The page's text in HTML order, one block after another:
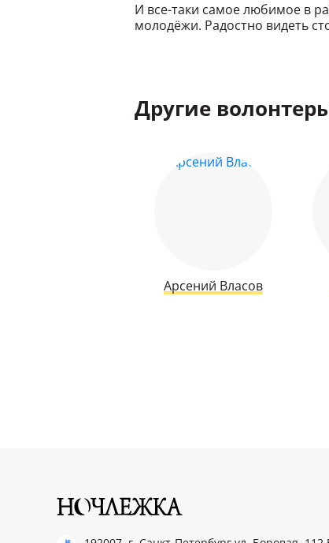
И все-таки самое любимое в
молодёжи. Радостно видеть
Другие
Арсений Власов